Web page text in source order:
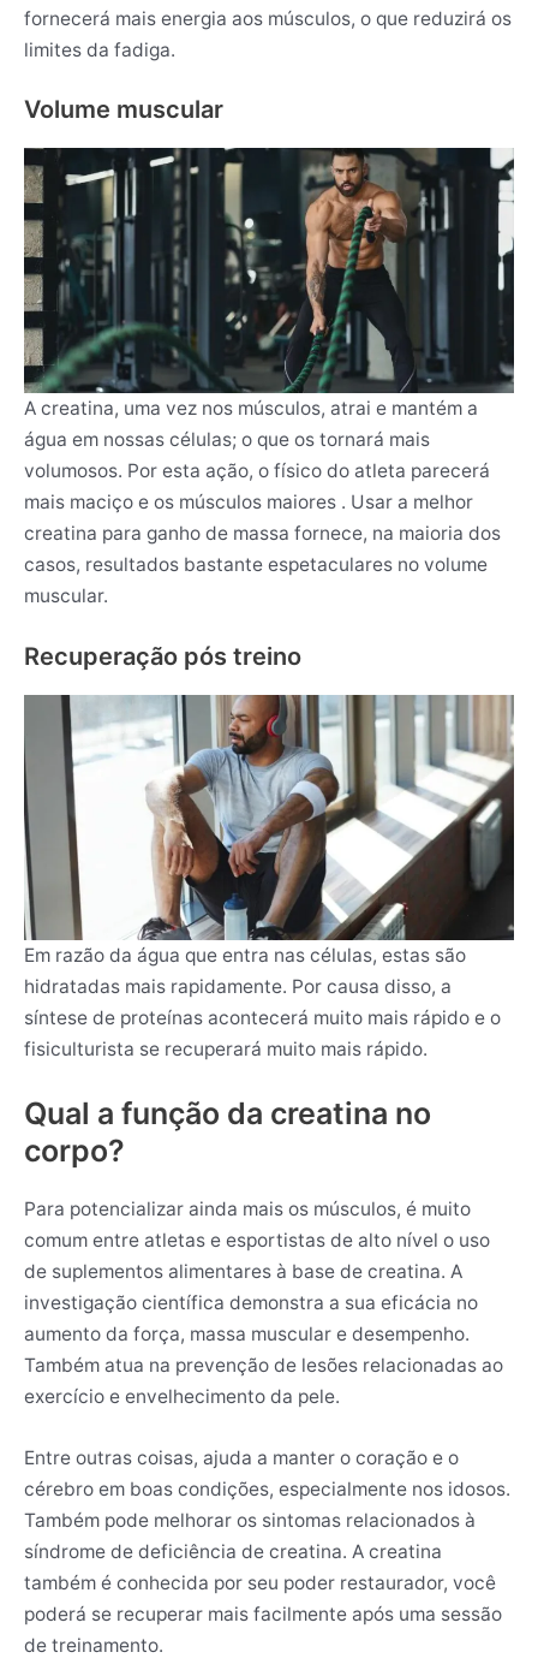
fornecerá mais energia aos músculos, o que reduzirá os
limites da fadiga.
Volume muscular
A creatina, uma vez nos músculos, atrai e mantém a
água em nossas células; o que os tornará mais
volumosos. Por esta ação, o físico do atleta parecerá
mais maciço e os músculos maiores . Usar a melhor
creatina para ganho de massa fornece, na maioria dos
casos, resultados bastante espetaculares no volume
muscular.
Recuperação pós treino
Em razão da água que entra nas células, estas são
hidratadas mais rapidamente. Por causa disso, a
síntese de proteínas acontecerá muito mais rápido e o
fisiculturista se recuperará muito mais rápido.
Qual a função da creatina no
corpo?
Para potencializar ainda mais os músculos, é muito
comum entre atletas e esportistas de alto nível o uso
de suplementos alimentares à base de creatina. A
investigação científica demonstra a sua eficácia no
aumento da força, massa muscular e desempenho.
Também atua na prevenção de lesões relacionadas ao
exercício e envelhecimento da pele.
Entre outras coisas, ajuda a manter o coração e o
cérebro em boas condições, especialmente nos idosos.
Também pode melhorar os sintomas relacionados à
síndrome de deficiência de creatina. A creatina
também é conhecida por seu poder restaurador, você
poderá se recuperar mais facilmente após uma sessão
de treinamento.